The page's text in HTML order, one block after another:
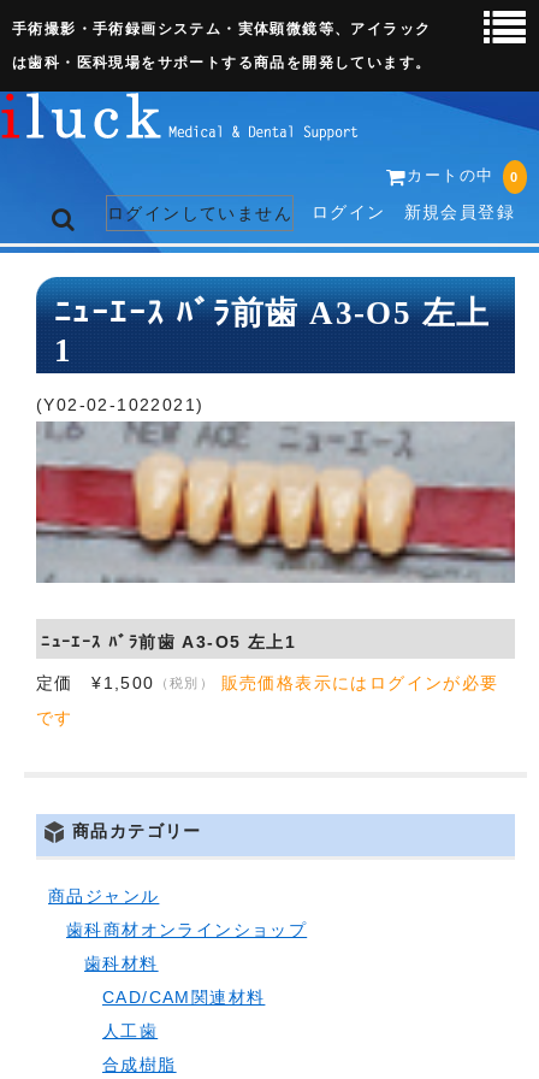
手術撮影・手術録画システム・実体顕微鏡等、アイラック
は歯科・医科現場をサポートする商品を開発しています。
カートの中 0
ログインしていません ログイン 新規会員登録
トップページ
ネット販売ページ
歯科関連機器
術野撮影キット
3D実体顕微鏡
会社概要
お問い合わせ
ﾆｭｰｴｰｽ ﾊﾞﾗ前歯 A3-O5 左上
1
(Y02-02-1022021)
ﾆｭｰｴｰｽ ﾊﾞﾗ前歯 A3-O5 左上1
定価 ¥1,500 （税別）
販売価格表示にはログインが必要
です
商品カテゴリー
商品ジャンル
歯科商材オンラインショップ
歯科材料
CAD/CAM関連材料
人工歯
合成樹脂